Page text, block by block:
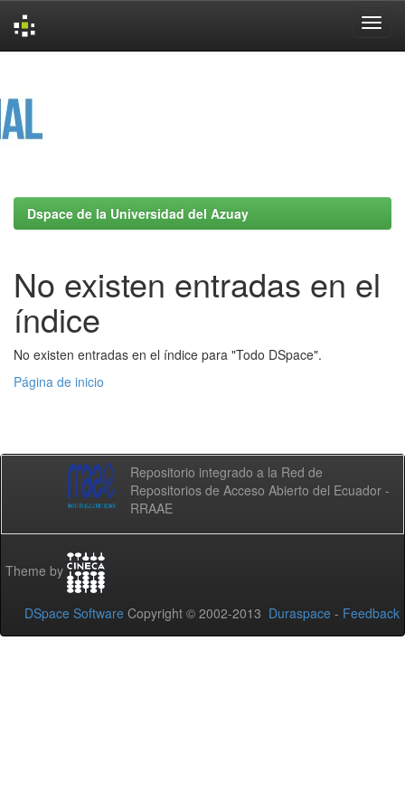
Dspace de la Universidad del Azuay
No existen entradas en el
índice
No existen entradas en el índice para "Todo DSpace".
Página de inicio
Repositorio integrado a la Red de
Repositorios de Acceso Abierto del Ecuador -
RRAAE
Theme by
DSpace Software Copyright © 2002-2013 Duraspace - Feedback